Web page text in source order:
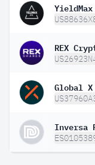
REX
Global
Inversa